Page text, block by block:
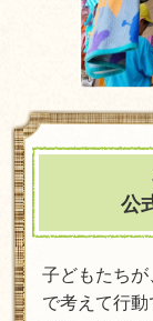
公
子どもたち
で考えて行